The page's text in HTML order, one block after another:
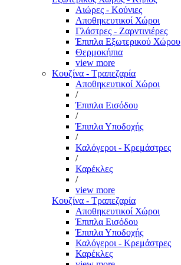
Αιώρες - Κούνιες
Αποθηκευτικοί Χώροι
Γλάστρες - Ζαρντινιέρες
Έπιπλα Εξωτερικού Χώρου
Θερμοκήπια
view more
Κουζίνα - Τραπεζαρία
Αποθηκευτικοί Χώροι
/
Έπιπλα Εισόδου
/
Έπιπλα Υποδοχής
/
Καλόγεροι - Κρεμάστρες
/
Καρέκλες
/
view more
Κουζίνα - Τραπεζαρία
Αποθηκευτικοί Χώροι
Έπιπλα Εισόδου
Έπιπλα Υποδοχής
Καλόγεροι - Κρεμάστρες
Καρέκλες